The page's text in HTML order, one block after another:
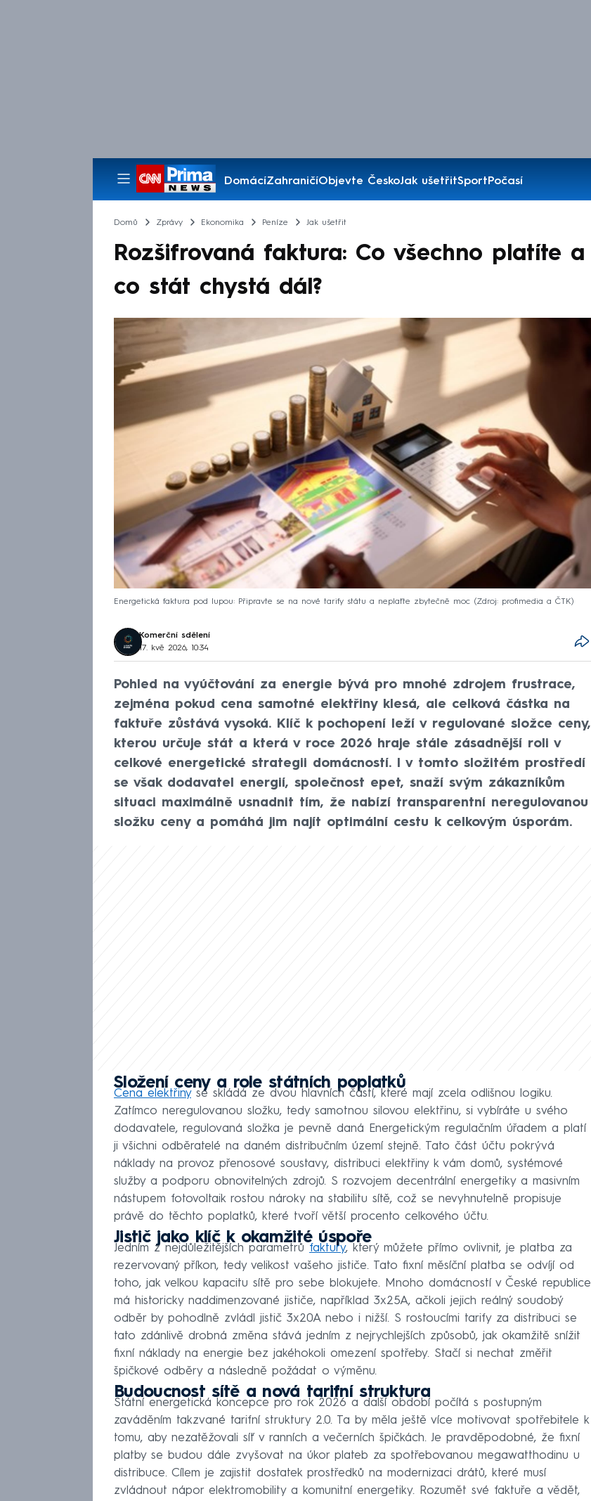
DomácíZahraničíObjevte ČeskoJak ušetřitSportPočasí
Pořady
Domů Zprávy Ekonomika Peníze Jak ušetřit
Rozšifrovaná faktura: Co všechno platíte a
co stát chystá dál?
Energetická faktura pod lupou: Připravte se na nové tarify státu a neplaťte zbytečně moc Zdroj: profimedia a ČTK
Komerční sdělení
17. kvě 2026, 10:34
Pohled na vyúčtování za energie bývá pro mnohé zdrojem frustrace,
zejména pokud cena samotné elektřiny klesá, ale celková částka na
faktuře zůstává vysoká. Klíč k pochopení leží v regulované složce ceny,
kterou určuje stát a která v roce 2026 hraje stále zásadnější roli v
celkové energetické strategii domácností. I v tomto složitém prostředí
se však dodavatel energií, společnost epet, snaží svým zákazníkům
situaci maximálně usnadnit tím, že nabízí transparentní neregulovanou
složku ceny a pomáhá jim najít optimální cestu k celkovým úsporám.
Složení ceny a role státních poplatků
Cena elektřinyse skládá ze dvou hlavních částí, které mají zcela odlišnou logiku.
Zatímco neregulovanou složku, tedy samotnou silovou elektřinu, si vybíráte u svého
dodavatele, regulovaná složka je pevně daná Energetickým regulačním úřadem a platí
ji všichni odběratelé na daném distribučním území stejně. Tato část účtu pokrývá
náklady na provoz přenosové soustavy, distribuci elektřiny k vám domů, systémové
služby a podporu obnovitelných zdrojů. S rozvojem decentrální energetiky a masivním
nástupem fotovoltaik rostou nároky na stabilitu sítě, což se nevyhnutelně propisuje
právě do těchto poplatků, které tvoří větší procento celkového účtu.
Jistič jako klíč k okamžité úspoře
Jedním z nejdůležitějších parametrů faktury, který můžete přímo ovlivnit, je platba za
rezervovaný příkon, tedy velikost vašeho jističe. Tato fixní měsíční platba se odvíjí od
toho, jak velkou kapacitu sítě pro sebe blokujete. Mnoho domácností v České republice
má historicky naddimenzované jističe, například 3x25A, ačkoli jejich reálný soudobý
odběr by pohodlně zvládl jistič 3x20A nebo i nižší. S rostoucími tarify za distribuci se
tato zdánlivě drobná změna stává jedním z nejrychlejších způsobů, jak okamžitě snížit
fixní náklady na energie bez jakéhokoli omezení spotřeby. Stačí si nechat změřit
špičkové odběry a následně požádat o výměnu.
Budoucnost sítě a nová tarifní struktura
Státní energetická koncepce pro rok 2026 a další období počítá s postupným
zaváděním takzvané tarifní struktury 2.0. Ta by měla ještě více motivovat spotřebitele k
tomu, aby nezatěžovali síť v ranních a večerních špičkách. Je pravděpodobné, že fixní
platby se budou dále zvyšovat na úkor plateb za spotřebovanou megawatthodinu u
distribuce. Cílem je zajistit dostatek prostředků na modernizaci drátů, které musí
zvládnout nápor elektromobility a komunitní energetiky. Rozumět své faktuře a vědět,